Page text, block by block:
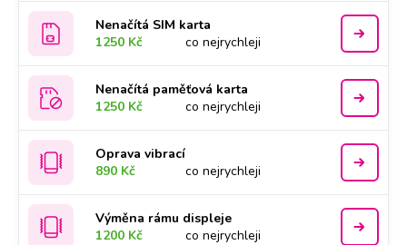
Nenačítá SIM karta
1250 Kč
co nejrychleji
Nenačítá paměťová karta
1250 Kč
co nejrychleji
Oprava vibrací
890 Kč
co nejrychleji
Výměna rámu displeje
1200 Kč
co nejrychleji